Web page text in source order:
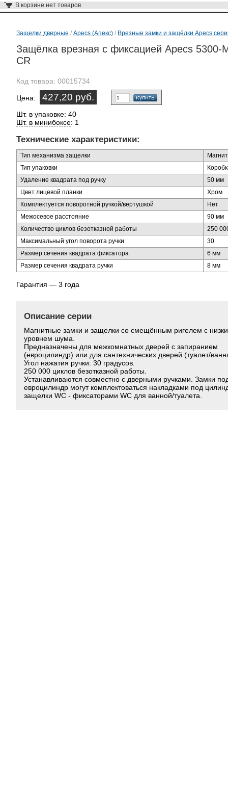
В корзине нет товаров
Защелки дверные / Apecs (Апекс) / Врезные замки и защёлки Apecs
Защёлка врезная с фиксацией Apecs 5300-
CR
Код товара: 00015734
Цена: 427,20 руб.
Шт. в упаковке: 40
Шт. в минибоксе: 1
Технические характеристики:
Тип механизма защелки
Тип упаковки
Удаление квадрата под ручку
50 мм
Цвет лицевой планки
Хром
Комплектуется поворотной ручкой/вертушкой
Нет
Межосевое расстояние
90 мм
Количество циклов безотказной работы
250
Максимальный угол поворота ручки
30
Размер сечения квадрата фиксатора
6 мм
Размер сечения квадрата ручки
8 мм
Гарантия — 3 года
Описание серии
Магнитные замки и защелки со смещённым ригелем с
уровнем шума.
Предназначены для межкомнатных дверей с запиранием
(евроцилиндр) или для сантехнических дверей (туалет/
Угол нажатия ручки: 30 градусов.
250 000 циклов безотказной работы.
Устанавливаются совместно с дверными ручками. Замки
евроцилиндр могут комплектоваться накладками под
защелки WC - фиксаторами WC для ванной/туалета.